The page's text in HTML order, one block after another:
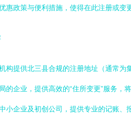
惠政策与便利措施，使得在此注册或变
机构提供北三县合规的注册地址（通常
的企业，提供高效的“住所变更”服务，
中小企业及初创公司，提供专业的记账